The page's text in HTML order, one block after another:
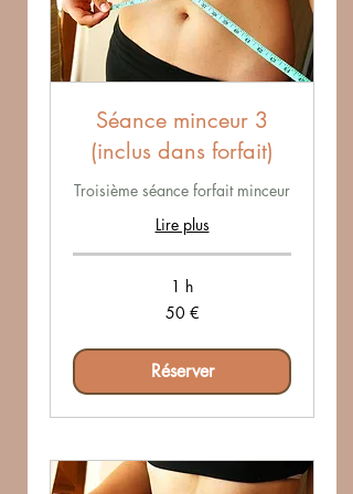
Séance minceur 3
(inclus dans forfait)
Troisième séance forfait minceur
Lire plus
1 h
50 €
Réserver